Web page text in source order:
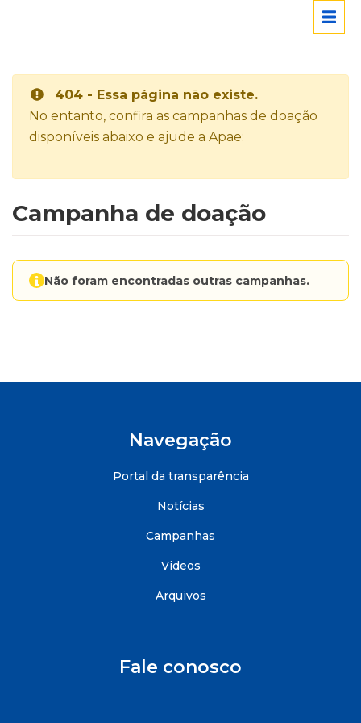
404 - Essa página não existe.
No entanto, confira as campanhas de doação
disponíveis abaixo e ajude a Apae:
Campanha de doação
Não foram encontradas outras campanhas.
Navegação
Portal da transparência
Notícias
Campanhas
Videos
Arquivos
Fale conosco